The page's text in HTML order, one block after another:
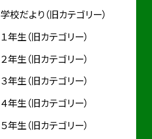
学校だより（旧カテゴリー）
１年生（旧カテゴリー）
２年生（旧カテゴリー）
３年生（旧カテゴリー）
４年生（旧カテゴリー）
５年生（旧カテゴリー）